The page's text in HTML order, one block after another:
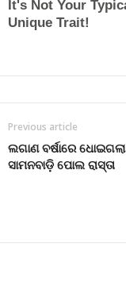
Previous article
ଲଗାଣ ବର୍ଷାରେ ଧୋଇଗଲା
ସାମନବାଡ଼ି ପୋଲ ରାସ୍ତା